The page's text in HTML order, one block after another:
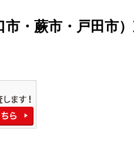
・蕨市・戸田市